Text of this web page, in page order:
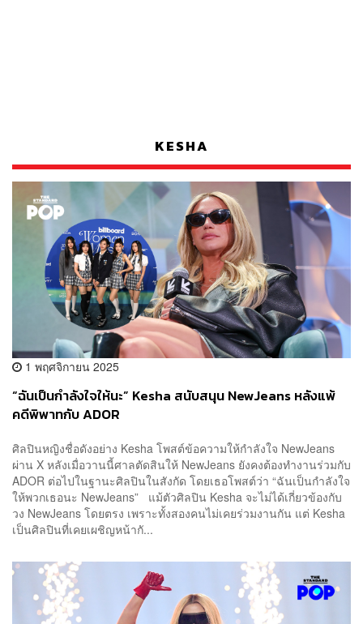
KESHA
1 พฤศจิกายน 2025
“ฉันเป็นกำลังใจให้นะ” Kesha สนับสนุน NewJeans หลังแพ้
คดีพิพาทกับ ADOR
ศิลปินหญิงชื่อดังอย่าง Kesha โพสต์ข้อความให้กำลังใจ NewJeans
ผ่าน X หลังเมื่อวานนี้ศาลตัดสินให้ NewJeans ยังคงต้องทำงานร่วมกับ
ADOR ต่อไปในฐานะศิลปินในสังกัด โดยเธอโพสต์ว่า “ฉันเป็นกำลังใจ
ให้พวกเธอนะ NewJeans” แม้ตัวศิลปิน Kesha จะไม่ได้เกี่ยวข้องกับ
วง NewJeans โดยตรง เพราะทั้งสองคนไม่เคยร่วมงานกัน แต่ Kesha
เป็นศิลปินที่เคยเผชิญหน้ากั...